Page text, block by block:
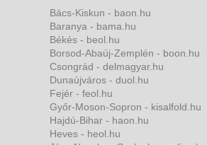
Bács-Kiskun - baon.hu
Baranya - bama.hu
Békés - beol.hu
Borsod-Abaúj-Zemplén - boon.hu
Csongrád - delmagyar.hu
Dunaújváros - duol.hu
Fejér - feol.hu
Győr-Moson-Sopron - kisalfold.hu
Hajdú-Bihar - haon.hu
Heves - heol.hu